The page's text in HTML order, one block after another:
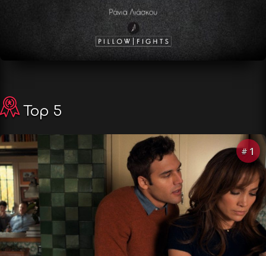
Top 5
# 1